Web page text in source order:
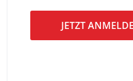
JETZT